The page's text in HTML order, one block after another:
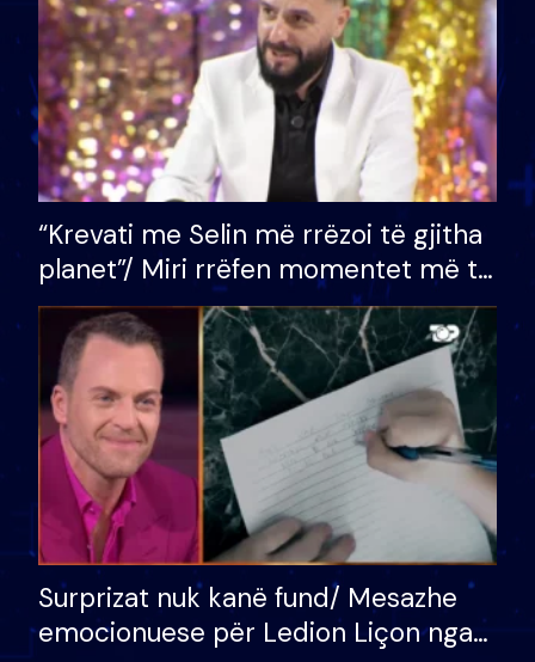
“Krevati me Selin më rrëzoi të gjitha
planet”/ Miri rrëfen momentet më të
bukura në shtëpinë e BB VIP: Do më
mungojë zilja e mëngjesit kur…
Surprizat nuk kanë fund/ Mesazhe
emocionuese për Ledion Liçon nga